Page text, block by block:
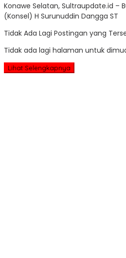
Konawe Selatan, Sultraupdate.id –
(Konsel) H Surunuddin Dangga ST
Tidak Ada Lagi Postingan yang
Tidak ada lagi halaman untuk
Lihat Selengkapnya